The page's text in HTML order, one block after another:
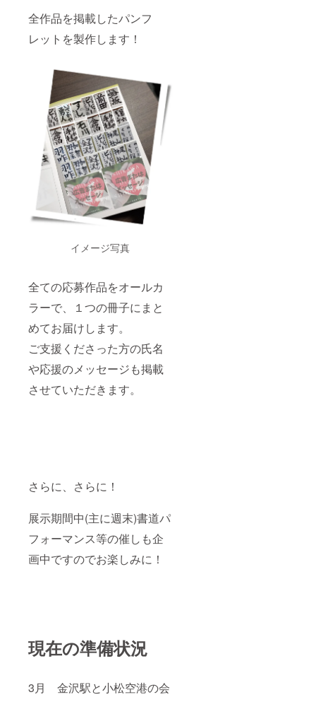
全作品を掲載したパンフ
レットを製作します！
イメージ写真
全ての応募作品をオールカ
ラーで、１つの冊子にまと
めてお届けします。
ご支援くださった方の氏名
や応援のメッセージも掲載
させていただきます。
さらに、さらに！
展示期間中(主に週末)書道パ
フォーマンス等の催しも企
画中ですのでお楽しみに！
現在の準備状況
3月 金沢駅と小松空港の会